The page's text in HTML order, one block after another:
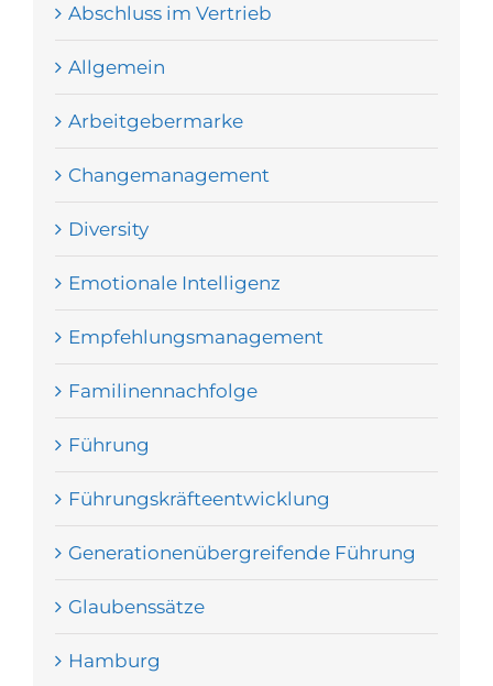
Abschluss im Vertrieb
Allgemein
Arbeitgebermarke
Changemanagement
Diversity
Emotionale Intelligenz
Empfehlungsmanagement
Familinennachfolge
Führung
Führungskräfteentwicklung
Generationenübergreifende Führung
Glaubenssätze
Hamburg